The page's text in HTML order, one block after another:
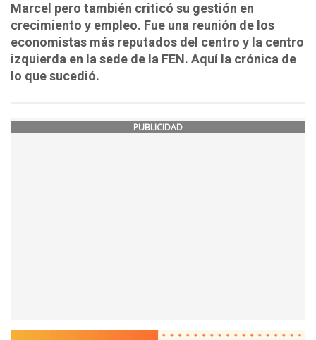
Marcel pero también criticó su gestión en
crecimiento y empleo. Fue una reunión de los
economistas más reputados del centro y la centro
izquierda en la sede de la FEN. Aquí la crónica de
lo que sucedió.
PUBLICIDAD